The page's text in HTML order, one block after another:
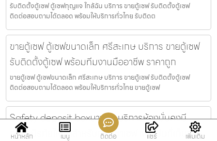
รับติดตั้งตู้เซฟ ตู้เซฟกุญแจ ใกล้ฉัน บริการ ขายตู้เซฟ รับติดตั้งตู้เซฟ
ติดต่อสอบถามได้ตลอด พร้อมให้บริการทั่วไทย รับติดต
ขายตู้เซฟ ตู้เซฟขนาดเล็ก ศรีสะเกษ บริการ ขายตู้เซฟ
รับติดตั้งตู้เซฟ พร้อมทีมงานมืออาชีพ ราคาถูก
ขายตู้เซฟ ตู้เซฟขนาดเล็ก ศรีสะเกษ บริการ ขายตู้เซฟ รับติดตั้งตู้เซฟ
ติดต่อสอบถามได้ตลอด พร้อมให้บริการทั่วไทย ขายตู้เซฟ
Safety deposit boxบางรัก บริการห้องมั่นคงมี
กล่องนิรภัยให้เช่าสำหรับการเช่าเซฟ เพื่อเป็นที่เก็บของ
หน้าหลัก เมนู ติดต่อ แชร์ เพิ่มเติม